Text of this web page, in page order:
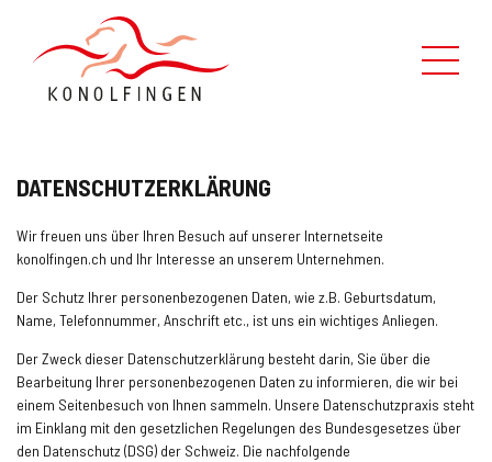
DATENSCHUTZERKLÄRUNG
Wir freuen uns über Ihren Besuch auf unserer Internetseite
konolfingen.ch und Ihr Interesse an unserem Unternehmen.
Der Schutz Ihrer personenbezogenen Daten, wie z.B. Geburtsdatum,
Name, Telefonnummer, Anschrift etc., ist uns ein wichtiges Anliegen.
Der Zweck dieser Datenschutzerklärung besteht darin, Sie über die
Bearbeitung Ihrer personenbezogenen Daten zu informieren, die wir bei
einem Seitenbesuch von Ihnen sammeln. Unsere Datenschutzpraxis steht
im Einklang mit den gesetzlichen Regelungen des Bundesgesetzes über
den Datenschutz (DSG) der Schweiz. Die nachfolgende
Verwaltung
Politik
Kontaktformular
Über uns
Suche